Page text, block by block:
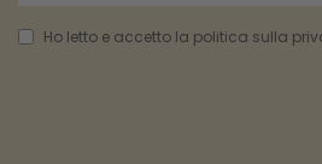
Ho letto e accetto la politica sulla